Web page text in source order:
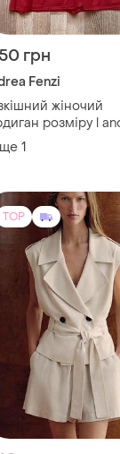
розміру l andrea
італія 🇮🇹 100%
і ще 1
TOP
грн
грн
до 09 серп
льняний жилет